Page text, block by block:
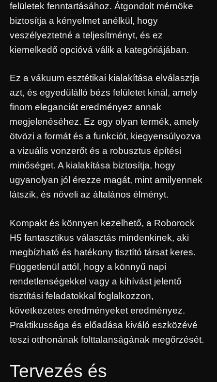
felületek fenntartásához. Átgondolt mérnöke
biztosítja a kényelmet anélkül, hogy
veszélyeztetné a teljesítményt, és ez
kiemelkedő opcióvá válik a kategóriájában.
Ez a vákuum esztétikai kialakítása elválasztja
azt, és egyedülálló bézs felületet kínál, amely
finom eleganciát eredményez annak
megjelenéséhez. Ez egy olyan termék, amely
ötvözi a formát és a funkciót, kiegyensúlyozva
a vizuális vonzerőt és a robusztus építési
minőséget. A kialakítása biztosítja, hogy
ugyanolyan jól érezze magát, mint amilyennek
látszik, és növeli az általános élményt.
Kompakt és könnyen kezelhető, a Roborock
H5 fantasztikus választás mindenkinek, aki
megbízható és hatékony tisztító társat keres.
Függetlenül attól, hogy a könnyű napi
rendetlenségekkel vagy a kihívást jelentő
tisztítási feladatokkal foglalkozzon,
következetes eredményeket eredményez.
Praktikussága és előadása kiváló eszközévé
teszi otthonának folttalanságának megőrzését.
Tervezés és